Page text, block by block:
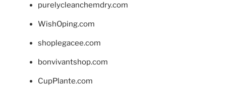
purelycleanchemdry.com
WishOping.com
shoplegacee.com
bonvivantshop.com
CupPlante.com